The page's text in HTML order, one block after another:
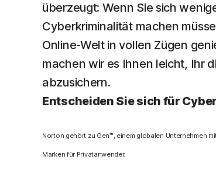
überzeugt: Wenn Sie sich
Cyberkriminalität machen
Online-Welt in vollen Zügen
machen wir es Ihnen leicht, Ihr
abzusichern.
Entscheiden Sie sich für
Norton gehört zu Gen™, einem globalen Unternehmen
Marken für Privatanwender.